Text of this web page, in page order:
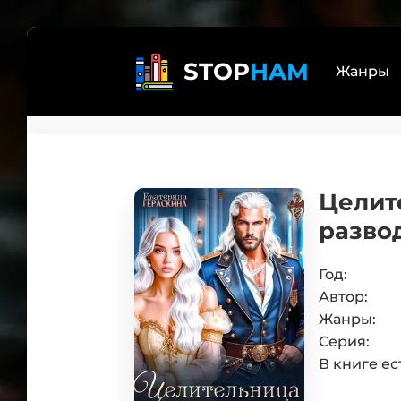
STOPHAM Жанры
Год:
Автор:
Жанры:
Серия:
В книге